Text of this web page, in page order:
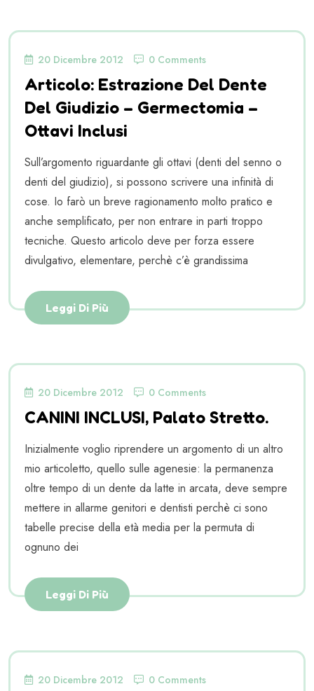
20 Dicembre 2012 0 Comments
Articolo: Estrazione Del Dente
Del Giudizio – Germectomia –
Ottavi Inclusi
Sull’argomento riguardante gli ottavi (denti del senno o
denti del giudizio), si possono scrivere una infinità di
cose. Io farò un breve ragionamento molto pratico e
anche semplificato, per non entrare in parti troppo
tecniche. Questo articolo deve per forza essere
divulgativo, elementare, perchè c’è grandissima
Leggi Di Più
20 Dicembre 2012 0 Comments
CANINI INCLUSI, Palato Stretto.
Inizialmente voglio riprendere un argomento di un altro
mio articoletto, quello sulle agenesie: la permanenza
oltre tempo di un dente da latte in arcata, deve sempre
mettere in allarme genitori e dentisti perchè ci sono
tabelle precise della età media per la permuta di
ognuno dei
Leggi Di Più
20 Dicembre 2012 0 Comments